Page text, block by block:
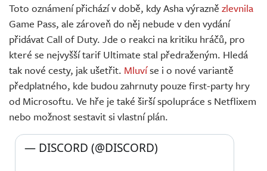
Toto oznámení přichází v době, kdy Asha výrazně zlevnila
Game Pass, ale zároveň do něj nebude v den vydání
přidávat Call of Duty. Jde o reakci na kritiku hráčů, pro
které se nejvyšší tarif Ultimate stal předraženým. Hledá
tak nové cesty, jak ušetřit. Mluvíse i o nové variantě
předplatného, kde budou zahrnuty pouze first-party hry
od Microsoftu. Ve hře je také širší spolupráce s Netflixem
nebo možnost sestavit si vlastní plán.
— DISCORD (@DISCORD)